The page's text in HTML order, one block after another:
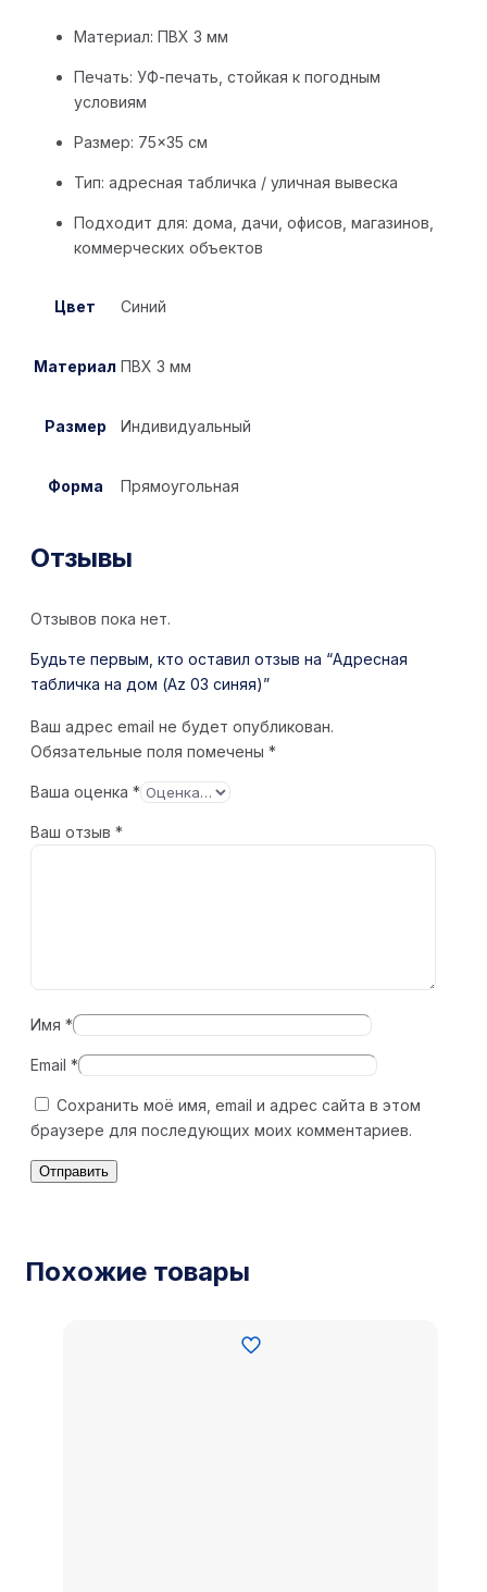
Материал: ПВХ 3 мм
Печать: УФ-печать, стойкая к погодным
условиям
Размер: 75×35 см
Тип: адресная табличка / уличная вывеска
Подходит для: дома, дачи, офисов, магазинов,
коммерческих объектов
Цвет Синий
Материал ПВХ 3 мм
Размер Индивидуальный
Форма Прямоугольная
Отзывы
Отзывов пока нет.
Будьте первым, кто оставил отзыв на “Адресная
табличка на дом (Az 03 синяя)”
Ваш адрес email не будет опубликован.
Обязательные поля помечены *
Ваша оценка *
Ваш отзыв *
Имя *
Email *
Сохранить моё имя, email и адрес сайта в этом
браузере для последующих моих комментариев.
Похожие товары